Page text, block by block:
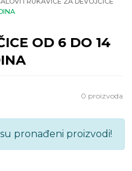
OD 6 DO 14
0 proizvoda
pronađeni proizvodi!